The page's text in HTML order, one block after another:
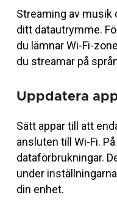
Streaming av musik
ditt datautrymme.
du lämnar Wi-Fi-
du streamar på
Uppdatera
Sätt appar till att
ansluten till Wi-Fi.
dataförbrukningar.
under
din enhet.